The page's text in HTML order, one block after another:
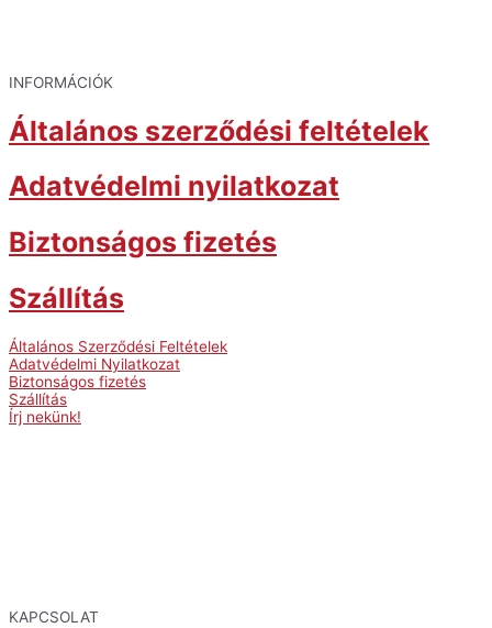
INFORMÁCIÓK
Általános szerződési feltételek
Adatvédelmi nyilatkozat
Biztonságos fizetés
Szállítás
Általános Szerződési Feltételek
Adatvédelmi Nyilatkozat
Biztonságos fizetés
Szállítás
Írj nekünk!
KAPCSOLAT